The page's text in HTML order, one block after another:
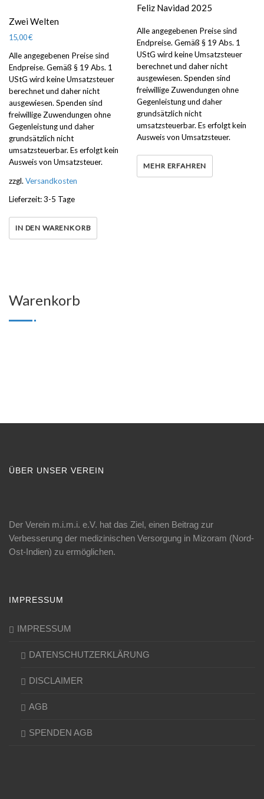
Zwei Welten
15,00€
Alle angegebenen Preise sind
Endpreise. Gemäß § 19 Abs. 1
UStG wird keine Umsatzsteuer
berechnet und daher nicht
ausgewiesen. Spenden sind
freiwillige Zuwendungen ohne
Gegenleistung und daher
grundsätzlich nicht
umsatzsteuerbar. Es erfolgt kein
Ausweis von Umsatzsteuer.
zzgl.Versandkosten
Lieferzeit:3-5 Tage
IN DEN WARENKORB
Feliz Navidad 2025
Alle angegebenen Preise sind
Endpreise. Gemäß § 19 Abs. 1
UStG wird keine Umsatzsteuer
berechnet und daher nicht
ausgewiesen. Spenden sind
freiwillige Zuwendungen ohne
Gegenleistung und daher
grundsätzlich nicht
umsatzsteuerbar. Es erfolgt kein
Ausweis von Umsatzsteuer.
MEHR ERFAHREN
Warenkorb
ÜBER UNSER VEREIN
Der Verein m.i.m.i. e.V. hat das Ziel, einen Beitrag zur
Verbesserung der medizinischen Versorgung in Mizoram (Nord-
Ost-Indien) zu ermöglichen.
IMPRESSUM
IMPRESSUM
DATENSCHUTZERKLÄRUNG
DISCLAIMER
AGB
SPENDEN AGB